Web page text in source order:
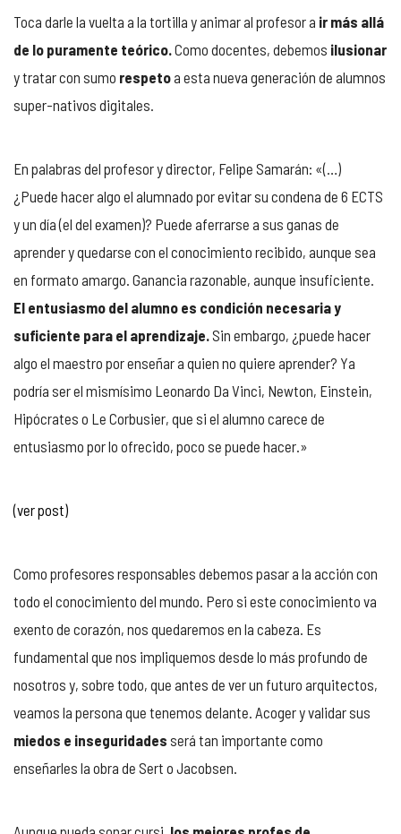
Toca darle la vuelta a la tortilla y animar al profesor a ir más allá
de lo puramente teórico. Como docentes, debemos ilusionar
y tratar con sumo respetoa esta nueva generación de alumnos
super-nativos digitales.
En palabras del profesor y director, Felipe Samarán: «(…)
¿Puede hacer algo el alumnado por evitar su condena de 6 ECTS
y un día (el del examen)? Puede aferrarse a sus ganas de
aprender y quedarse con el conocimiento recibido, aunque sea
en formato amargo. Ganancia razonable, aunque insuficiente.
El entusiasmo del alumno es condición necesaria y
suficiente para el aprendizaje. Sin embargo, ¿puede hacer
algo el maestro por enseñar a quien no quiere aprender? Ya
podría ser el mismísimo Leonardo Da Vinci, Newton, Einstein,
Hipócrates o Le Corbusier, que si el alumno carece de
entusiasmo por lo ofrecido, poco se puede hacer.»
(ver post)
Como profesores responsables debemos pasar a la acción con
todo el conocimiento del mundo. Pero si este conocimiento va
exento de corazón, nos quedaremos en la cabeza. Es
fundamental que nos impliquemos desde lo más profundo de
nosotros y, sobre todo, que antes de ver un futuro arquitectos,
veamos la persona que tenemos delante. Acoger y validar sus
miedos e inseguridades será tan importante como
enseñarles la obra de Sert o Jacobsen.